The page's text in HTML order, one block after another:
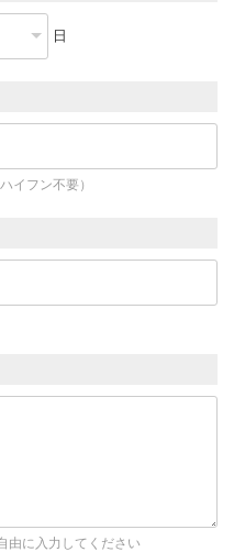
日
イフン不要）
由に入力してください